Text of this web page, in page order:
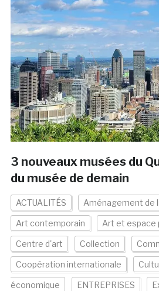
3 nouveaux musées du
du musée de demain
ACTUALITÉS Aménagement de
Art contemporain Art et espace
Centre d'art Collection
Coopération internationale
économique ENTREPRISES